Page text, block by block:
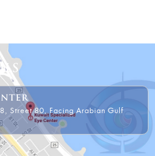
Street 80, Facing Arabian Gulf